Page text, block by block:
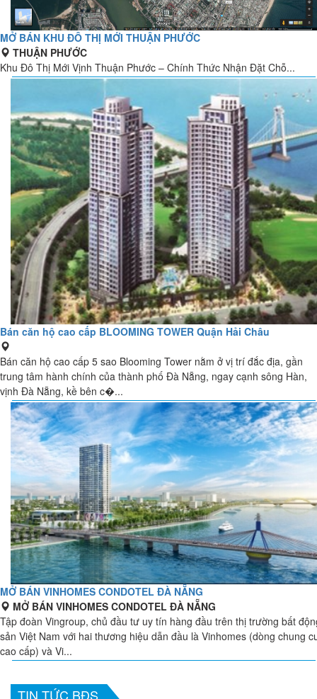
MỞ BÁN KHU ĐÔ THỊ MỚI THUẬN PHƯỚC
THUẬN PHƯỚC
Khu Đô Thị Mới Vịnh Thuận Phước – Chính Thức Nhận Đặt Chỗ...
Bán căn hộ cao cấp BLOOMING TOWER Quận Hải Châu
Bán căn hộ cao cấp 5 sao Blooming Tower nằm ở vị trí đắc địa, gần
trung tâm hành chính của thành phố Đà Nẵng, ngay cạnh sông Hàn,
vịnh Đà Nẵng, kề bên c�...
MỞ BÁN VINHOMES CONDOTEL ĐÀ NẴNG
MỞ BÁN VINHOMES CONDOTEL ĐÀ NẴNG
Tập đoàn Vingroup, chủ đầu tư uy tín hàng đầu trên thị trường bất
sản Việt Nam với hai thương hiệu dẫn đầu là Vinhomes (dòng chung
cao cấp) và Vi...
TIN TỨC BĐS